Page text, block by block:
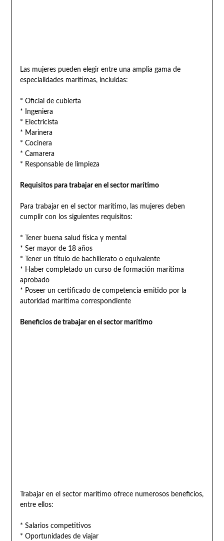
Las mujeres pueden elegir entre una amplia gama de
especialidades marítimas, incluidas:
* Oficial de cubierta
* Ingeniera
* Electricista
* Marinera
* Cocinera
* Camarera
* Responsable de limpieza
Requisitos para trabajar en el sector marítimo
Para trabajar en el sector marítimo, las mujeres deben
cumplir con los siguientes requisitos:
* Tener buena salud física y mental
* Ser mayor de 18 años
* Tener un título de bachillerato o equivalente
* Haber completado un curso de formación marítima
aprobado
* Poseer un certificado de competencia emitido por la
autoridad marítima correspondiente
Beneficios de trabajar en el sector marítimo
Trabajar en el sector marítimo ofrece numerosos beneficios,
entre ellos:
* Salarios competitivos
* Oportunidades de viajar